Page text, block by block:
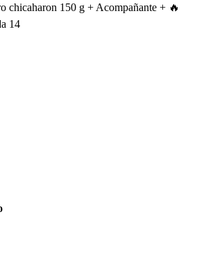
chicaharon 150 g + Acompañante + 🔥
14